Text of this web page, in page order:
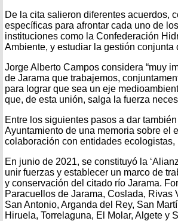
De la cita salieron diferentes acuerdos,
específicas para afrontar cada uno de
instituciones como la Confederación
Ambiente, y estudiar la gestión
Jorge Alberto Campos considera “muy
de Jarama que trabajemos,
para lograr que sea un eje
que, de esta unión, salga la fuerza
Entre los siguientes pasos a dar
Ayuntamiento de una memoria sobre el
colaboración con entidades
En junio de 2021, se constituyó la
unir fuerzas y establecer un marco de
y conservación del citado río Jarama.
Paracuellos de Jarama, Coslada,
San Antonio, Arganda del Rey, San
Hiruela, Torrelaguna, El Molar, Algete y